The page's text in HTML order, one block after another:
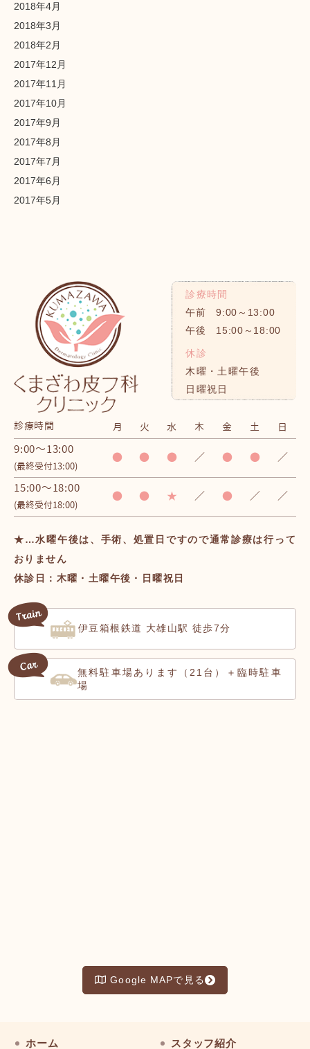
2018年4月
2018年3月
2018年2月
2017年12月
2017年11月
2017年10月
2017年9月
2017年8月
2017年7月
2017年6月
2017年5月
診療時間
午前 9:00～13:00
午後 15:00～18:00
休診
木曜・土曜午後
日曜祝日
診療時間 月 火 水 木 金 土 日
9:00～13:00
(最終受付13:00)
● ● ● ／ ● ● ／
15:00～18:00
(最終受付18:00)
● ● ★ ／ ● ／ ／
★…水曜午後は、手術、処置日ですので通常診療は行って
おりません
休診日：木曜・土曜午後・日曜祝日
伊豆箱根鉄道 大雄山駅 徒歩7分
無料駐車場 あります
（21台）＋臨時駐車
場
Google MAPで見る
ホーム スタッフ紹介